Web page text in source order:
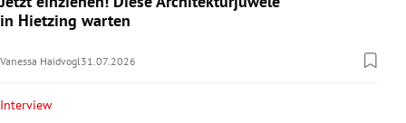
in Hietzing warten
Vanessa Haidvogl 31.07.2026
Interview